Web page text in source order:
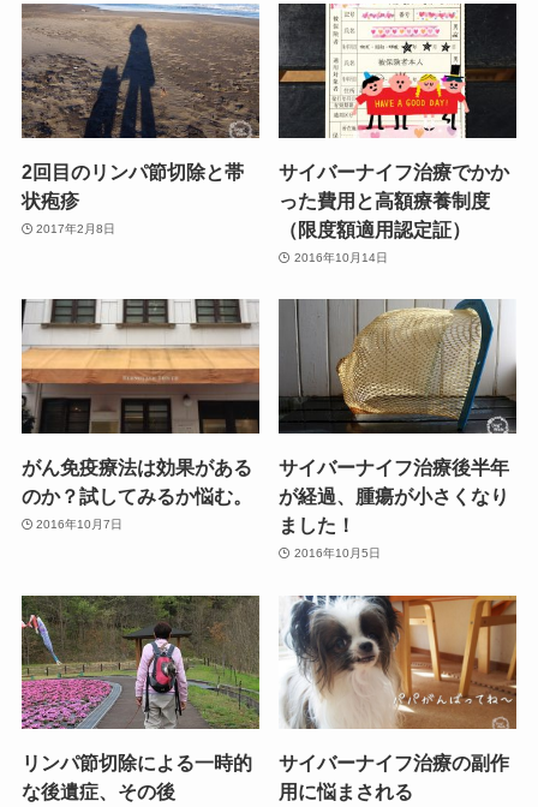
2回目のリンパ節切除と帯
状疱疹
2017年2月8日
サイバーナイフ治療でかか
った費用と高額療養制度
（限度額適用認定証）
2016年10月14日
がん免疫療法は効果がある
のか？試してみるか悩む。
2016年10月7日
サイバーナイフ治療後半年
が経過、腫瘍が小さくなり
ました！
2016年10月5日
リンパ節切除による一時的
な後遺症、その後
サイバーナイフ治療の副作
用に悩まされる